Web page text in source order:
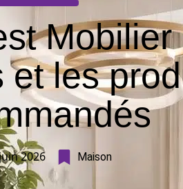
Mobilier
et les
2026 Maison